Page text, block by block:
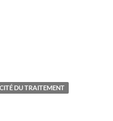
DU TRAITEMENT